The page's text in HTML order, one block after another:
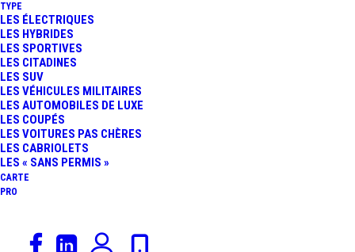
TYPE
LES ÉLECTRIQUES
LES HYBRIDES
LES SPORTIVES
LES CITADINES
LES SUV
LES VÉHICULES MILITAIRES
LES AUTOMOBILES DE LUXE
LES COUPÉS
LES VOITURES PAS CHÈRES
LES CABRIOLETS
LES « SANS PERMIS »
CARTE
PRO
Ce radar est installé sur la
département 91 en France.